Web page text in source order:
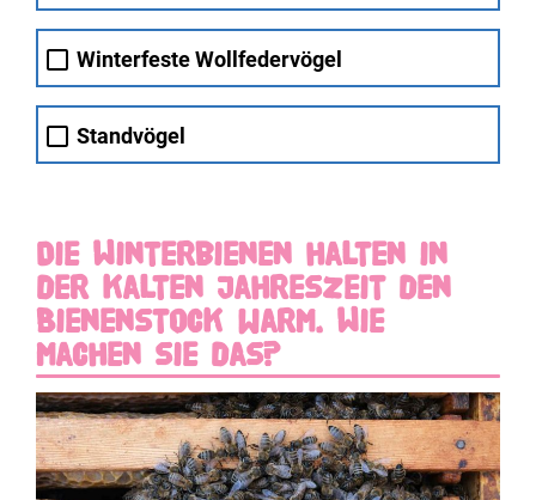
Winterfeste Wollfedervögel
Standvögel
Die Winterbienen halten in
der kalten Jahreszeit den
Bienenstock warm. Wie
machen sie das?